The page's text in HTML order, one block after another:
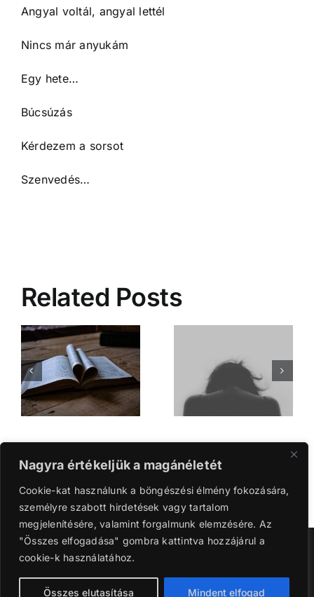
Nagyra értékeljük a magánéletét
Cookie-kat használunk a böngészési élmény fokozására,
személyre szabott hirdetések vagy tartalom
megjelenítésére, valamint forgalmunk elemzésére. Az
"Összes elfogadása" gombra kattintva hozzájárul a
cookie-k használatához.
Összes elutasítása Mindent elfogad
Angyal voltál, angyal lettél
Nincs már anyukám
Egy hete…
Búcsúzás
Kérdezem a sorsot
Szenvedés…
Related Posts
Szerzői jog 2016-2024 | Ganyi Károly.
FacebookInstagramYouTube
Tiktok